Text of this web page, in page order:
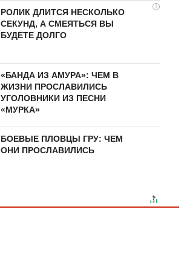
i
РОЛИК ДЛИТСЯ НЕСКОЛЬКО
СЕКУНД, А СМЕЯТЬСЯ ВЫ
БУДЕТЕ ДОЛГО
«БАНДА ИЗ АМУРА»: ЧЕМ В
ЖИЗНИ ПРОСЛАВИЛИСЬ
УГОЛОВНИКИ ИЗ ПЕСНИ
«МУРКА»
БОЕВЫЕ ПЛОВЦЫ ГРУ: ЧЕМ
ОНИ ПРОСЛАВИЛИСЬ